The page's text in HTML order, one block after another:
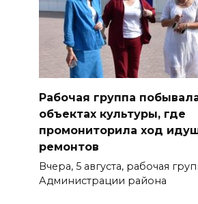
Рабочая группа
объектах культуры, где
промониторила ход
ремонтов
Вчера, 5 августа, рабочая
Администрации района